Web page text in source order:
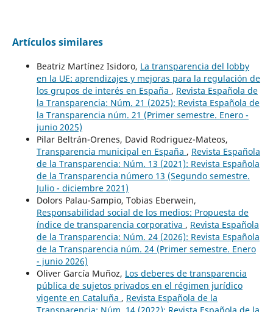
Artículos similares
Beatriz Martínez Isidoro, La transparencia del lobby
en la UE: aprendizajes y mejoras para la regulación de
los grupos de interés en España , Revista Española de
la Transparencia: Núm. 21 (2025): Revista Española de
la Transparencia núm. 21 (Primer semestre. Enero -
junio 2025)
Pilar Beltrán-Orenes, David Rodriguez-Mateos,
Transparencia municipal en España , Revista Española
de la Transparencia: Núm. 13 (2021): Revista Española
de la Transparencia número 13 (Segundo semestre.
Julio - diciembre 2021)
Dolors Palau-Sampio, Tobias Eberwein,
Responsabilidad social de los medios: Propuesta de
índice de transparencia corporativa , Revista Española
de la Transparencia: Núm. 24 (2026): Revista Española
de la Transparencia núm. 24 (Primer semestre. Enero
- junio 2026)
Oliver García Muñoz, Los deberes de transparencia
pública de sujetos privados en el régimen jurídico
vigente en Cataluña , Revista Española de la